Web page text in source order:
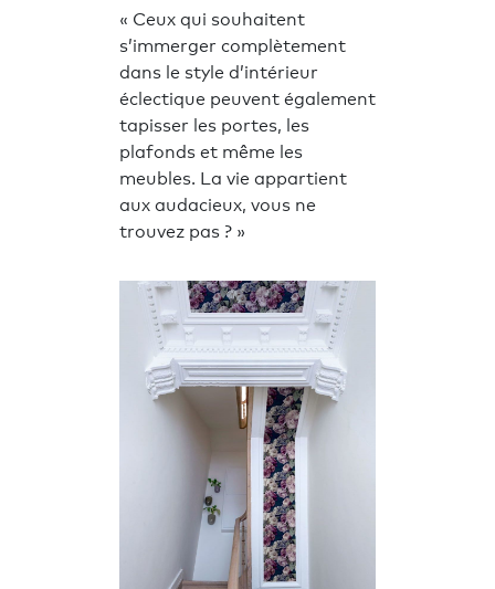
« Ceux qui souhaitent
s’immerger complètement
dans le style d’intérieur
éclectique peuvent également
tapisser les portes, les
plafonds et même les
meubles. La vie appartient
aux audacieux, vous ne
trouvez pas ? »